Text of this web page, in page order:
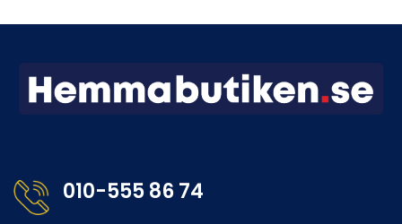
010-555 86 74